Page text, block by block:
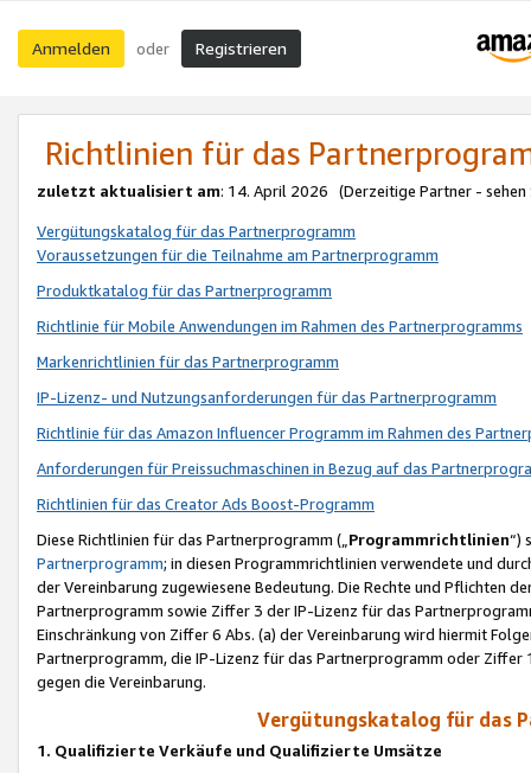
Anmelden oder Registrieren
Richtlinien für das
zuletzt aktualisiert am: 14. April 2026 (Derzeitige Partner - sehen
Vergütungskatalog für das Partnerprogramm
Voraussetzungen für die Teilnahme am Partnerprogramm
Produktkatalog für das Partnerprogramm
Richtlinie für Mobile Anwendungen im Rahmen des Partnerprogramms
Markenrichtlinien für das Partnerprogramm
IP-Lizenz- und Nutzungsanforderungen für das Partnerprogramm
Richtlinie für das Amazon Influencer Programm im Rahmen des
Anforderungen für Preissuchmaschinen in Bezug auf das
Richtlinien für das Creator Ads Boost-Programm
Diese Richtlinien für das Partnerprogramm („Programmrichtlinien“)
Partnerprogramm; in diesen Programmrichtlinien verwendete und
der Vereinbarung zugewiesene Bedeutung. Die Rechte und Pflichten
Partnerprogramm sowie Ziffer 3 der IP-Lizenz für das
Einschränkung von Ziffer 6 Abs. (a) der Vereinbarung wird hiermit
Partnerprogramm, die IP-Lizenz für das Partnerprogramm oder
gegen die Vereinbarung.
Vergütungskatalog für das
1. Qualifizierte Verkäufe und Qualifizierte Umsätze